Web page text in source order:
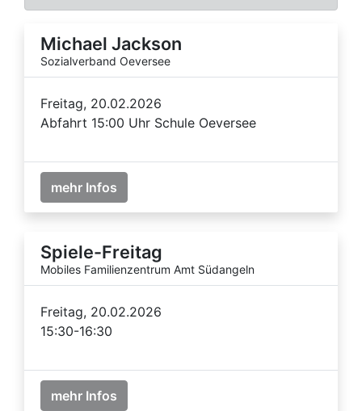
Michael Jackson
Sozialverband Oeversee
Freitag, 20.02.2026
Abfahrt 15:00 Uhr Schule Oeversee
mehr Infos
Spiele-Freitag
Mobiles Familienzentrum Amt Südangeln
Freitag, 20.02.2026
15:30-16:30
mehr Infos